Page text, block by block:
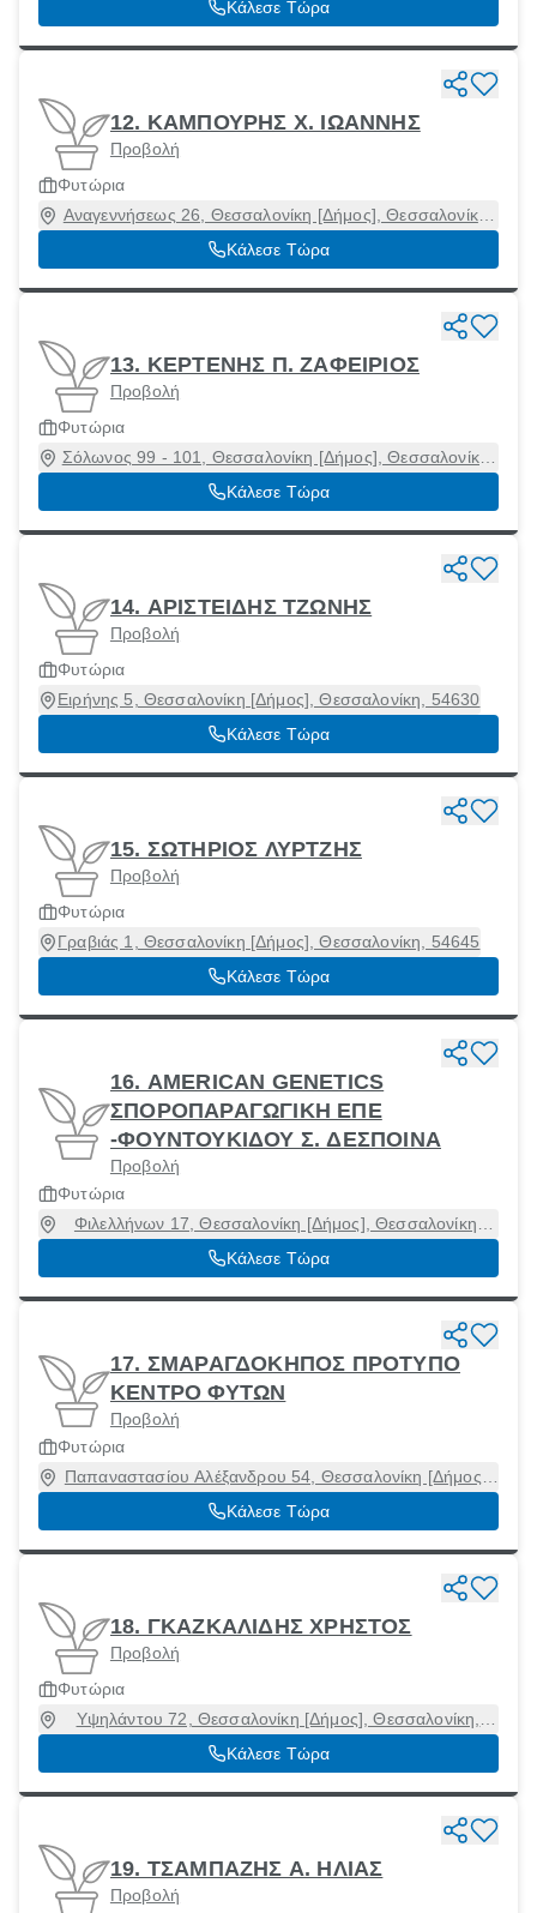
Κάλεσε Τώρα
12. ΚΑΜΠΟΥΡΗΣ Χ. ΙΩΑΝΝΗΣ
Προβολή
Φυτώρια
Αναγεννήσεως 26, Θεσσαλονίκη [Δήμος], Θεσσαλονίκη,
54627
Κάλεσε Τώρα
13. ΚΕΡΤΕΝΗΣ Π. ΖΑΦΕΙΡΙΟΣ
Προβολή
Φυτώρια
Σόλωνος 99 - 101, Θεσσαλονίκη [Δήμος], Θεσσαλονίκη,
54248
Κάλεσε Τώρα
14. ΑΡΙΣΤΕΙΔΗΣ ΤΖΩΝΗΣ
Προβολή
Φυτώρια
Ειρήνης 5, Θεσσαλονίκη [Δήμος], Θεσσαλονίκη, 54630
Κάλεσε Τώρα
15. ΣΩΤΗΡΙΟΣ ΛΥΡΤΖΗΣ
Προβολή
Φυτώρια
Γραβιάς 1, Θεσσαλονίκη [Δήμος], Θεσσαλονίκη, 54645
Κάλεσε Τώρα
16. AMERICAN GENETICS
ΣΠΟΡΟΠΑΡΑΓΩΓΙΚΗ ΕΠΕ
-ΦΟΥΝΤΟΥΚΙΔΟΥ Σ. ΔΕΣΠΟΙΝΑ
Προβολή
Φυτώρια
Φιλελλήνων 17, Θεσσαλονίκη [Δήμος], Θεσσαλονίκη,
54645
Κάλεσε Τώρα
17. ΣΜΑΡΑΓΔΟΚΗΠΟΣ ΠΡΟΤΥΠΟ
ΚΕΝΤΡΟ ΦΥΤΩΝ
Προβολή
Φυτώρια
Παπαναστασίου Αλέξανδρου 54, Θεσσαλονίκη [Δήμος],
Θεσσαλονίκη, 54642
Κάλεσε Τώρα
18. ΓΚΑΖΚΑΛΙΔΗΣ ΧΡΗΣΤΟΣ
Προβολή
Φυτώρια
Υψηλάντου 72, Θεσσαλονίκη [Δήμος], Θεσσαλονίκη,
54249
Κάλεσε Τώρα
19. ΤΣΑΜΠΑΖΗΣ Α. ΗΛΙΑΣ
Προβολή